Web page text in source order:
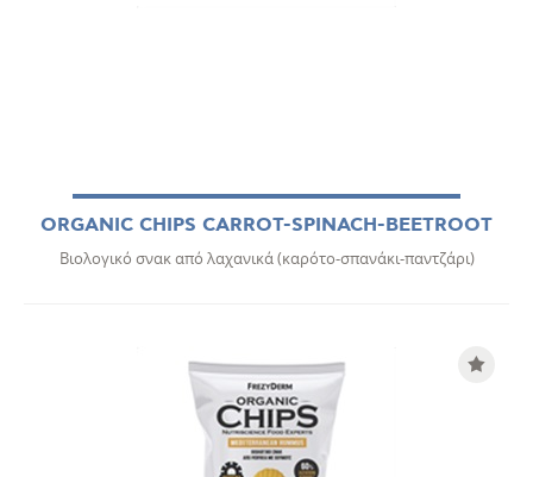
ORGANIC CHIPS CARROT-SPINACH-BEETROOT
Βιολογικό σνακ από λαχανικά (καρότο-σπανάκι-παντζάρι)